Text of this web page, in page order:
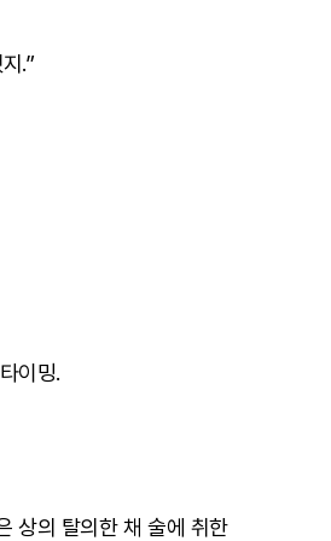
.”
이밍.
상의 탈의한 채 술에 취한